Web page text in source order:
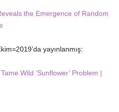
the Emergence of Random
yayınlanmış:
Wild ‘Sunflower’ Problem |